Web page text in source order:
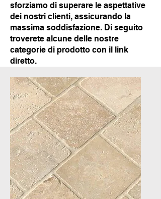
sforziamo di superare le aspettative
dei nostri clienti, assicurando la
massima soddisfazione. Di seguito
troverete alcune delle nostre
categorie di prodotto con il link
diretto.